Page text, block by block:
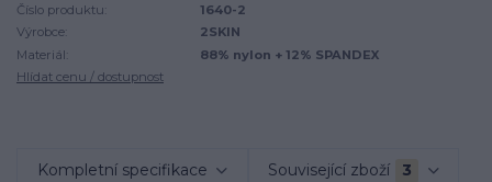
Číslo produktu:
1640-2
Výrobce:
2SKIN
Materiál:
88% nylon + 12% SPANDEX
Hlídat cenu / dostupnost
Kompletní specifikace Související zboží 3